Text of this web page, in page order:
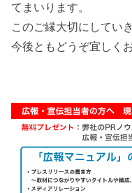
てまいります。
このご縁大切にしてい
今後ともどうぞ宜しく